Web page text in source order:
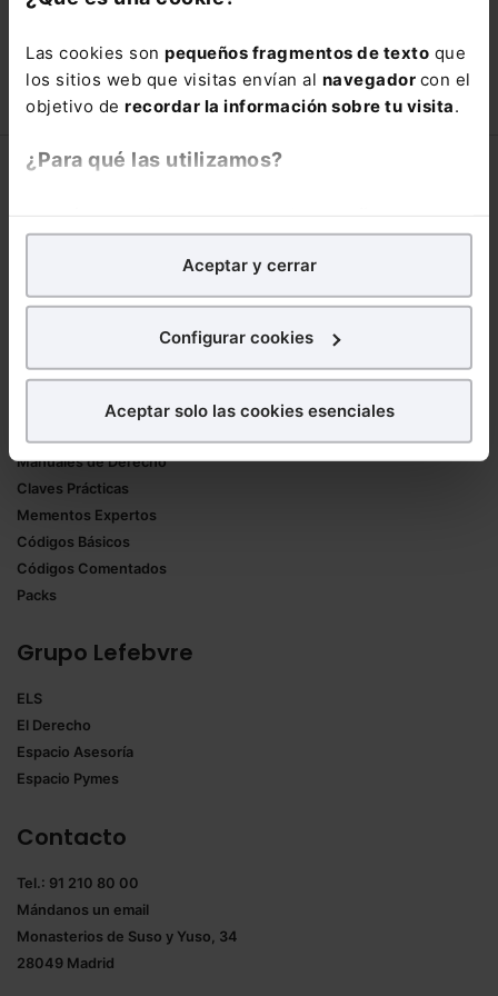
Las cookies son pequeños fragmentos de texto que
los sitios web que visitas envían al navegador con el
objetivo de recordar la información sobre tu visita.
¿Para qué las utilizamos?
analíticospara tratar demejorar tu experienciaen
nuestra página web. También con fines publicitarios,
para poder mostrarte publicidad y contenidos de tu
¿Qué puedes hacer?
experiencia en la web sea óptima
Puedesaceptar solo las esenciales
todas las cookies excepto aquellas imprescindibles.
También puedes
seleccionar solo aquellas que quieras permitir en tu
navegador. Si no seleccionas ninguna utilizaremos
Saber más acerca de las cookies
Aceptar y cerrar
Configurar cookies
Aceptar solo las cookies esenciales
110,00€ 66,00€
COMPRAR
Corporativo
Librerías asociadas
Productos
Manuales de Derecho
Claves Prácticas
Mementos Expertos
Códigos Básicos
Códigos Comentados
Packs
Grupo Lefebvre
ELS
El Derecho
Espacio Asesoría
Espacio Pymes
Contacto
Tel.: 91 210 80 00
Mándanos un email
Monasterios de Suso y Yuso, 34
28049 Madrid